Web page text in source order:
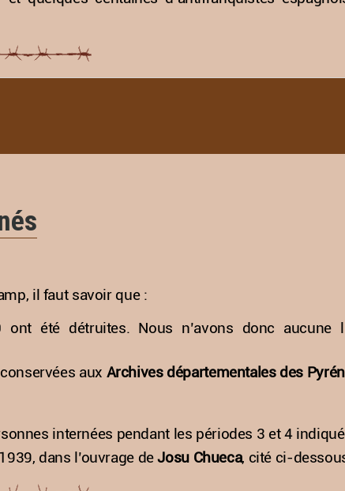
il faut savoir que :
été détruites. Nous n’avons donc aucune
aux Archives départementales des
internées pendant les périodes 3 et 4
dans l’ouvrage deJosu Chueca, cité ci-